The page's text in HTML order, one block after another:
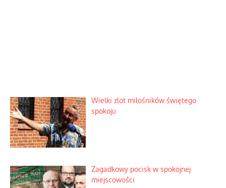
Wielki zlot miłośników świętego
spokoju
Zagadkowy pocisk w spokojnej
miejscowości